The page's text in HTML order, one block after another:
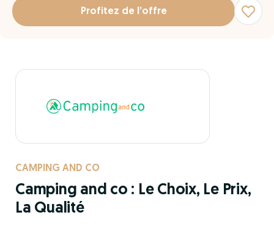
Profitez de l’offre
CAMPING AND CO
Camping and co : Le Choix, Le Prix,
La Qualité